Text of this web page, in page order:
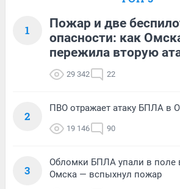
1
Пожар и две
опасности: как
пережила вторую
29 342 22
2
ПВО отражает атаку БПЛА в
19 146 90
3
Обломки БПЛА упали в поле
Омска — вспыхнул пожар